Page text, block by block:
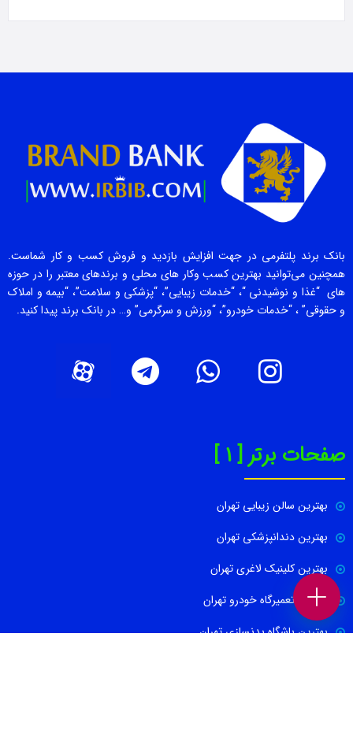
بانک برند پلتفرمی در جهت افزایش بازدید و فروش کسب و کار شماست.
همچنین می‌توانید بهترین کسب وکار های محلی و برندهای معتبر را در حوزه
های “غذا و نوشیدنی “، “خدمات زیبایی”، “پزشکی و سلامت”، “بیمه و املاک
و حقوقی” ، “خدمات خودرو”، “ورزش و سرگرمی” و… در بانک برند پیدا کنید.
صفحات برتر [ 1 ]
بهترین سالن زیبایی تهران
بهترین دندانپزشکی تهران
بهترین کلینیک لاغری تهران
بهترین تعمیرگاه خودرو تهران
بهترین باشگاه بدنسازی تهران